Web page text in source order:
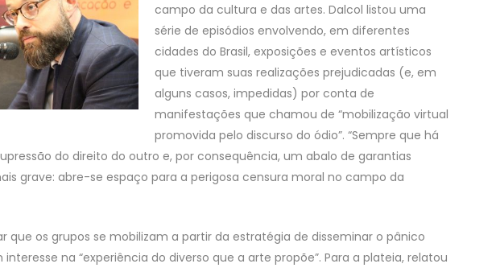
campo da cultura e das artes. Dalcol listou uma
série de episódios envolvendo, em diferentes
cidades do Brasil, exposições e eventos artísticos
que tiveram suas realizações prejudicadas (e, em
alguns casos, impedidas) por conta de
manifestações que chamou de “mobilização virtual
promovida pelo discurso do ódio”. “Sempre que há
do direito do outro e, por consequência, um abalo de garantias
grave: abre-se espaço para a perigosa censura moral no campo da
que os grupos se mobilizam a partir da estratégia de disseminar o pânico
na “experiência do diverso que a arte propõe”. Para a plateia, relatou